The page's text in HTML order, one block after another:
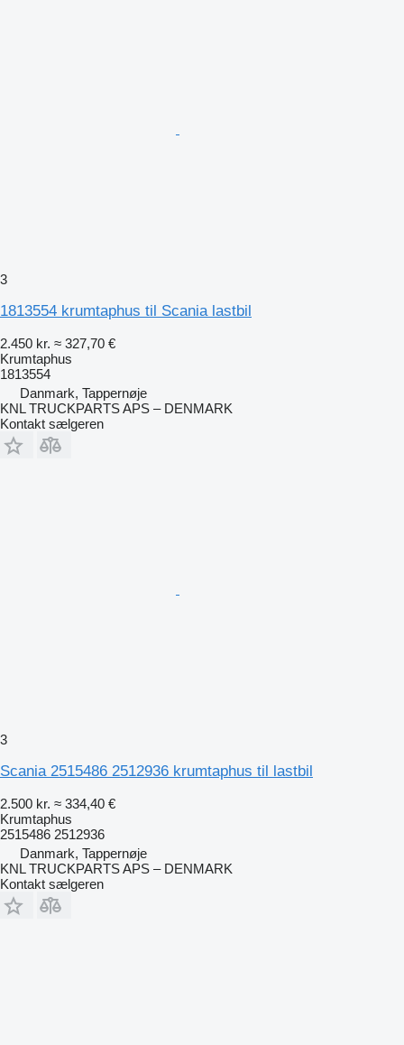
3
1813554 krumtaphus til Scania lastbil
2.450 kr. ≈ 327,70 €
Krumtaphus
1813554
Danmark, Tappernøje
KNL TRUCKPARTS APS – DENMARK
Kontakt sælgeren
3
Scania 2515486 2512936 krumtaphus til lastbil
2.500 kr. ≈ 334,40 €
Krumtaphus
2515486 2512936
Danmark, Tappernøje
KNL TRUCKPARTS APS – DENMARK
Kontakt sælgeren